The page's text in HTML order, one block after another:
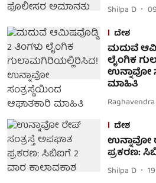
Shilpa D
ದೇಶ
ಮದುವೆ
ಲೈಂಗಿಕ
ಉನ್ನಾವೋ
ಮಾಹಿತಿ
ದೇಶ
ಉನ್ನಾವೋ
ಪ್ರಕರಣ:
Shilpa D